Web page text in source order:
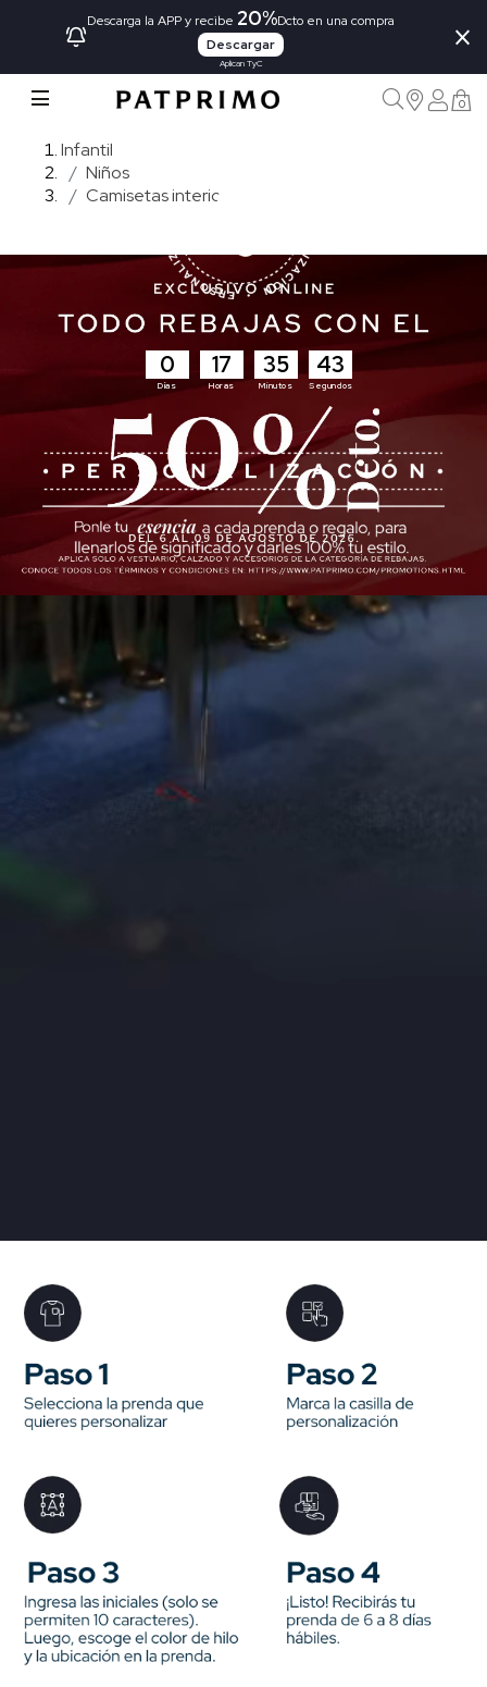
Descarga la APP y recibe 20%Dcto en una compra
Descargar
Aplican TyC
×
0
Infantil
Niños
Camisetas interior
0
Días
17
Horas
35
Minutos
42
Segundos